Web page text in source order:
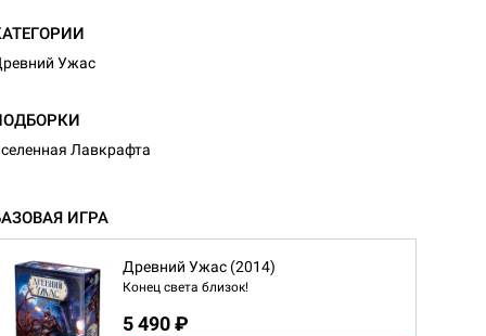
Ужас
Лавкрафта
ИГРА
Древний Ужас (2014)
Конец света близок!
5 490 ₽